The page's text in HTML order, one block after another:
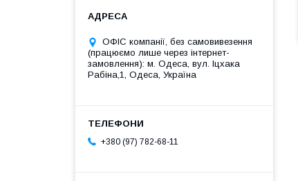
ОФІС компанії, без самовивезення
(працюємо лише через інтернет-
замовлення): м. Одеса, вул. Іцхака
Рабіна,1, Одеса, Україна
+380 (97) 782-68-11